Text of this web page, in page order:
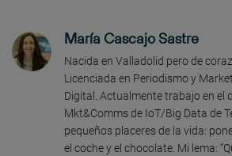
María Cascajo Sastre
Nacida en Valladolid pero de
Licenciada en Periodismo y
Digital. Actualmente trabajo en el
Mkt&Comms de IoT/Big Data de
pequeños placeres de la vida:
el coche y el chocolate. Mi lema: